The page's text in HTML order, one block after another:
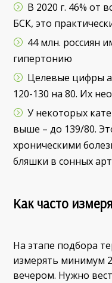
В 2020 г. 46% от
БСК, это
44 млн. россиян
гипертонию
Целевые цифры
120-130 на 80. Их
У некоторых
выше – до 139/80.
хроническими
бляшки в сонных
Как часто
На этапе подбора
измерять минимум
вечером. Нужно